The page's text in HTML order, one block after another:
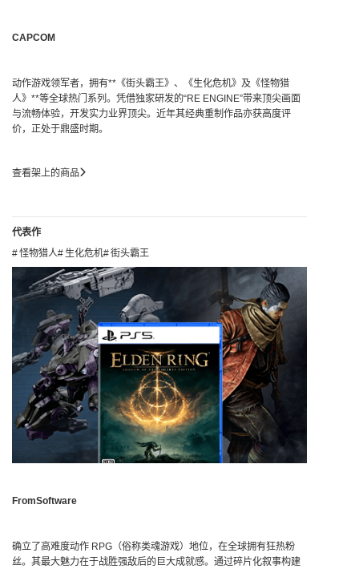
CAPCOM
动作游戏领军者，拥有**《街头霸王》、《生化危机》及《怪物猎
人》**等全球热门系列。凭借独家研发的“RE ENGINE”带来顶尖画面
与流畅体验，开发实力业界顶尖。近年其经典重制作品亦获高度评
价，正处于鼎盛时期。
查看架上的商品
代表作
怪物猎人
生化危机 街头霸王
FromSoftware
确立了高难度动作 RPG（俗称类魂游戏）地位，在全球拥有狂热粉
丝。其最大魅力在于战胜强敌后的巨大成就感。通过碎片化叙事构建